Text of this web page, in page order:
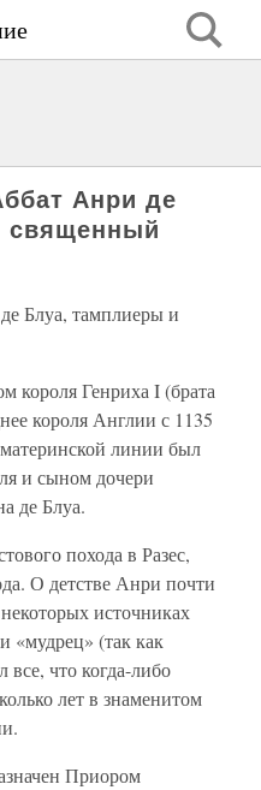
Анри де
священный
Блуа, тамплиеры и
короля Генриха I (брата
короля Англии с 1135
линии был
и сыном дочери
де Блуа.
похода в Разес,
О детстве Анри почти
источниках
«мудрец» (так как
все, что когда-либо
лет в знаменитом
Приором